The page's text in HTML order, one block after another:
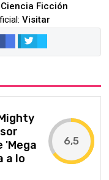
Ciencia Ficción
Visitar
'Mega
a lo
6,5